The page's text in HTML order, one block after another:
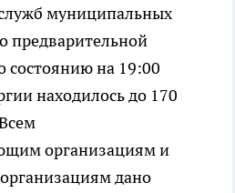
муниципальных
предварительной
на 19:00
находилось до 170
организациям и
дано